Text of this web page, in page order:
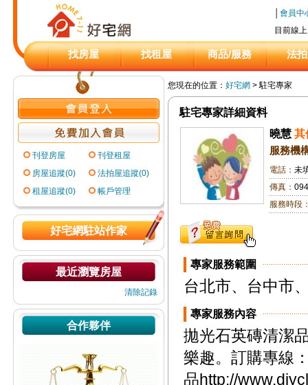
目前線
會員中
找房屋 找租屋 商品/服務 法
刊登房屋
刊登租屋
房屋追蹤(0)
法拍屋追蹤(0)
租屋追蹤(0)
帳戶管理
好宅網駐站作家
最近瀏覽房屋
清除記錄
合作夥伴
您現在的位置： 好宅網 > 駐宅專家
駐宅專家詳細資料
曉慧 其
服務機
電話： 未
傳真：
服務時段
專家服務範圍
台北市、台中市
專家服務內容
拋光石英磚清潔
樂趣。訂購專線
品http://